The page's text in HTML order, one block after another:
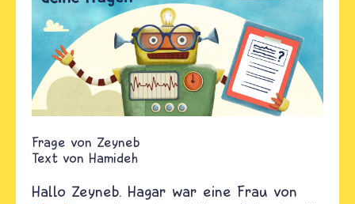
Zeyneb
Text von Hamideh
Hallo Zeyneb. Hagar war eine Frau von